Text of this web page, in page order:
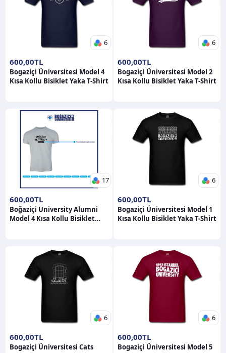
6
600,00TL
Bogaziçi Üniversitesi Model 4
Kısa Kollu Bisiklet Yaka T-Shirt
6
600,00TL
Bogaziçi Üniversitesi Model 2
Kısa Kollu Bisiklet Yaka T-Shirt
17
600,00TL
Boğaziçi University Alumni
Model 4 Kısa Kollu Bisiklet
6
600,00TL
Bogaziçi Üniversitesi Model 1
Kısa Kollu Bisiklet Yaka T-Shirt
6
600,00TL
Bogaziçi Üniversitesi Cats
6
600,00TL
Bogaziçi Üniversitesi Model 5